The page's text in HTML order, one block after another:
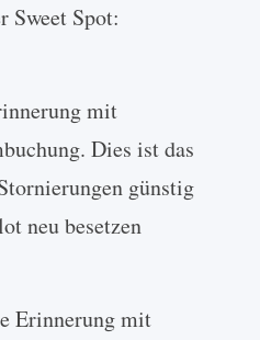
Sweet Spot:
mit
Dies ist das
günstig
neu besetzen
Erinnerung mit